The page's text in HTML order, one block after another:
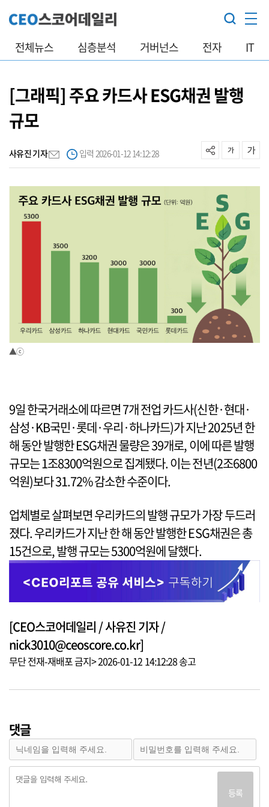
전체뉴스 심층분석 거버넌스 전자 IT
[그래픽] 주요 카드사 ESG채권 발행
규모
사유진 기자 입력 2026-01-12 14:12:28
▲ⓒ
9일 한국거래소에 따르면 7개 전업 카드사(신한·현대·
삼성·KB국민·롯데·우리·하나카드)가 지난 2025년 한
해 동안 발행한 ESG채권 물량은 39개로, 이에 따른 발행
규모는 1조8300억원으로 집계됐다. 이는 전년(2조6800
억원)보다 31.72% 감소한 수준이다.
업체별로 살펴보면 우리카드의 발행 규모가 가장 두드러
졌다. 우리카드가 지난 한 해 동안 발행한 ESG채권은 총
15건으로, 발행 규모는 5300억원에 달했다.
[CEO스코어데일리 / 사유진 기자 /
nick3010@ceoscore.co.kr]
무단 전재-재배포 금지> 2026-01-12 14:12:28 송고
댓글
등록